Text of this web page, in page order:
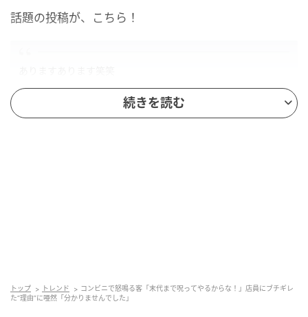
話題の投稿が、こちら！
私もコンビニバイトのとき公衆電話の場所を聞かれて、スマホ
があって当たり前な私がそんなん知るはずもなく
分からないですと言ったがしつこく食い下がるので店舗周辺の
続きを読む
トップ トレンド
コンビニで怒鳴る客「末代まで呪ってやるからな！」店員にブチギレ
た“理由”に唖然「分かりませんでした」